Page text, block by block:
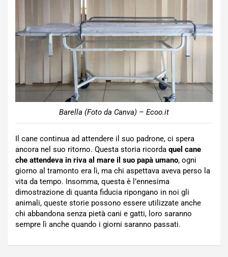
Barella (Foto da Canva) – Ecoo.it
Il cane continua ad attendere il suo padrone, ci spera
ancora nel suo ritorno. Questa storia ricorda quel cane
che attendeva in riva al mare il suo papà umano, ogni
giorno al tramonto era lì, ma chi aspettava aveva perso la
vita da tempo. Insomma, questa è l’ennesima
dimostrazione di quanta fiducia ripongano in noi gli
animali, queste storie possono essere utilizzate anche
chi abbandona senza pietà cani e gatti, loro saranno
sempre lì anche quando i giorni saranno passati.